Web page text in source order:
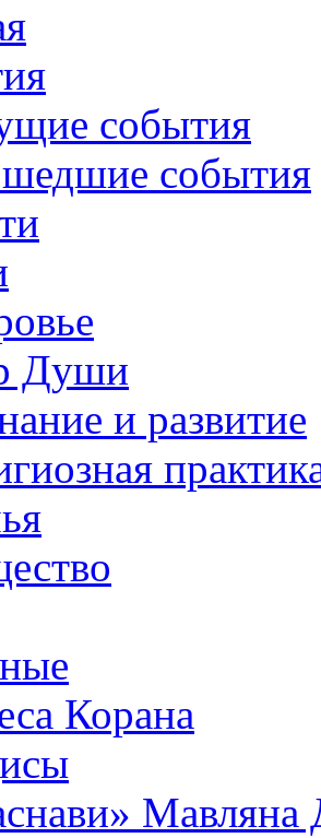
события
события
Души
и развитие
Корана
Мавляна